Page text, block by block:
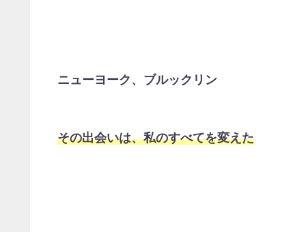
ニューヨーク、ブルックリン
その出会いは、私のすべてを変えた